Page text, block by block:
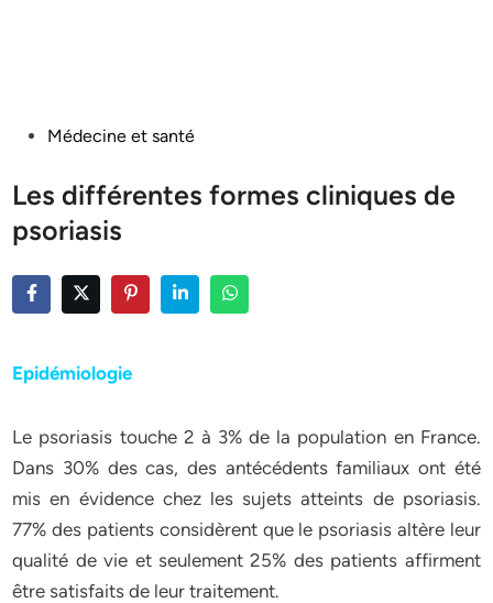
PostedMédecine et santé
Les différentes formes cliniques de
psoriasis
Epidémiologie
Le psoriasis touche 2 à 3% de la population en France.
Dans 30% des cas, des antécédents familiaux ont été
mis en évidence chez les sujets atteints de psoriasis.
77% des patients considèrent que le psoriasis altère leur
qualité de vie et seulement 25% des patients affirment
être satisfaits de leur traitement.